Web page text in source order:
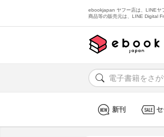
ebookjapan ヤフー店は、LINEヤ
商品等の販売元は、LINE Digital
新刊